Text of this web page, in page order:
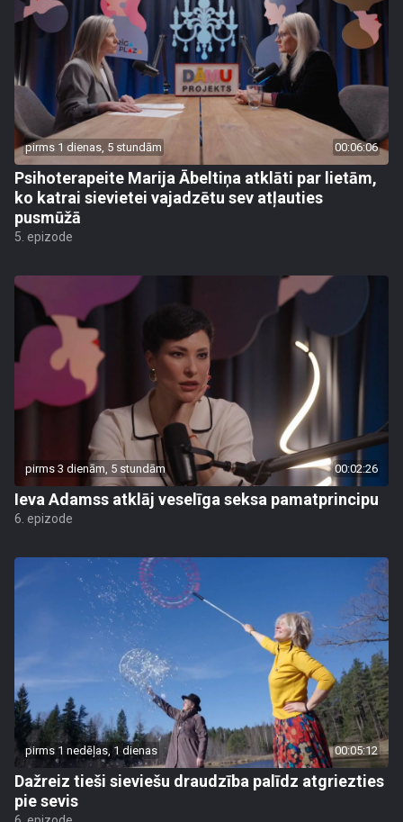
pirms 1 dienas, 5 stundām 00:06:06
Psihoterapeite Marija Ābeltiņa atklāti par lietām,
ko katrai sievietei vajadzētu sev atļauties
pusmūžā
5. epizode
pirms 3 dienām, 5 stundām 00:02:26
Ieva Adamss atklāj veselīga seksa pamatprincipu
6. epizode
pirms 1 nedēļas, 1 dienas 00:05:12
Dažreiz tieši sieviešu draudzība palīdz atgriezties
pie sevis